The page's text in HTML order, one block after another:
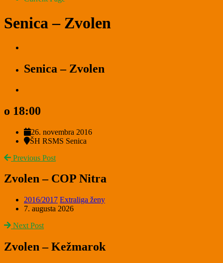
Senica – Zvolen
Senica – Zvolen
o 18:00
26. novembra 2016
ŠH RSMS Senica
Previous Post
Zvolen – COP Nitra
2016/2017 Extraliga ženy
7. augusta 2026
Next Post
Zvolen – Kežmarok